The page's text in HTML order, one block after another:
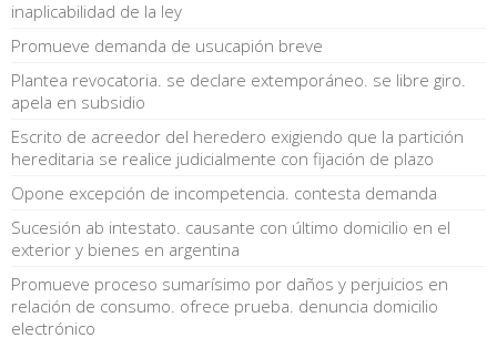
inaplicabilidad de la ley
Promueve demanda de usucapión breve
Plantea revocatoria. se declare extemporáneo. se libre giro.
apela en subsidio
Escrito de acreedor del heredero exigiendo que la partición
hereditaria se realice judicialmente con fijación de plazo
Opone excepción de incompetencia. contesta demanda
Sucesión ab intestato. causante con último domicilio en el
exterior y bienes en argentina
Promueve proceso sumarísimo por daños y perjuicios en
relación de consumo. ofrece prueba. denuncia domicilio
electrónico